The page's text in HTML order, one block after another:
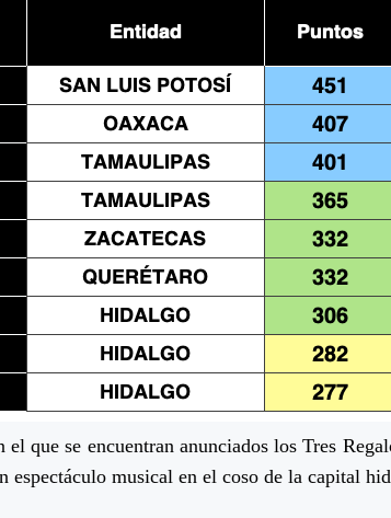
que se encuentran anunciados los Tres
musical en el coso de la capital